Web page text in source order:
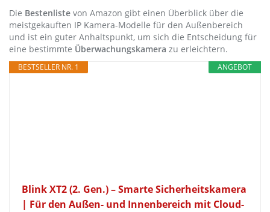
Die Bestenliste von Amazon gibt einen Überblick über die
meistgekauften IP Kamera-Modelle für den Außenbereich
und ist ein guter Anhaltspunkt, um sich die Entscheidung für
eine bestimmte Überwachungskamera zu erleichtern.
ANGEBOT
BESTSELLER NR. 1
Blink XT2 (2. Gen.) – Smarte Sicherheitskamera
| Für den Außen- und Innenbereich mit Cloud-